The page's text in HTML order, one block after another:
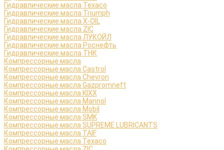
Гидравлические масла Texaco
Гидравлические масла Triumph
Гидравлические масла X-OIL
Гидравлические масла ZIC
Гидравлические масла ЛУКОЙЛ
Гидравлические масла Роснефть
Гидравлические масла ТНК
Компрессорные масла
Компрессорные масла Castrol
Компрессорные масла Chevron
Компрессорные масла Gazpromneft
Компрессорные масла KIXX
Компрессорные масла Mannol
Компрессорные масла Mobil
Компрессорные масла SMK
Компрессорные масла SUPREME LUBRICANTS
Компрессорные масла TAIF
Компрессорные масла Texaco